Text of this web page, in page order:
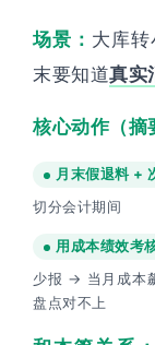
场景： 大库
末要知道真实
核心动作（摘
月末假退料 +
切分会计期间
用成本绩效考
少报 → 当月成本
盘点对不上